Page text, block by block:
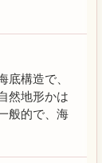
構造で、
然地形かは
般的で、海